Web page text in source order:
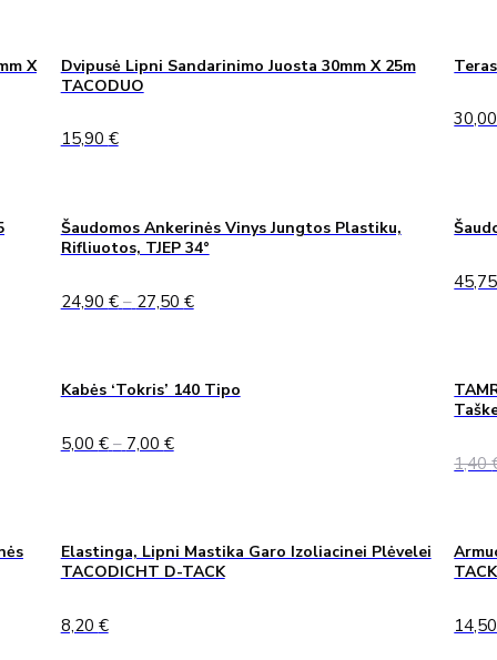
X
Dvipusė Lipni Sandarinimo Juosta 30mm X 25m
TACODUO
15,90 €
Šaudomos Ankerinės Vinys Jungtos Plastiku,
Rifliuotos, TJEP 34°
24,90 € – 27,50 €Price
27,50 €
Kabės ‘Tokris’ 140 Tipo
5,00 € – 7,00 €Price
1,40
Elastinga, Lipni Mastika Garo Izoliacinei Plėvelei
TACODICHT D-TACK
8,20 €
TACK